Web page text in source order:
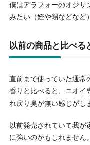
僕はアラフォーのオジサ
みたい（姪や甥などなど）
以前の商品と比べる
直前まで使っていた通常
香りと比べると、ニオイ
れ戻り臭が無い感じがし
以前発売されていて我
に強いのかもしれません。